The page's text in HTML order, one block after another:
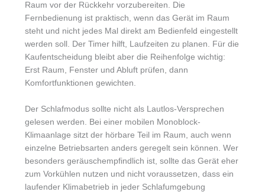
Raum vor der Rückkehr vorzubereiten. Die
Fernbedienung ist praktisch, wenn das Gerät im Raum
steht und nicht jedes Mal direkt am Bedienfeld eingestellt
werden soll. Der Timer hilft, Laufzeiten zu planen. Für die
Kaufentscheidung bleibt aber die Reihenfolge wichtig:
Erst Raum, Fenster und Abluft prüfen, dann
Komfortfunktionen gewichten.
Der Schlafmodus sollte nicht als Lautlos-Versprechen
gelesen werden. Bei einer mobilen Monoblock-
Klimaanlage sitzt der hörbare Teil im Raum, auch wenn
einzelne Betriebsarten anders geregelt sein können. Wer
besonders geräuschempfindlich ist, sollte das Gerät eher
zum Vorkühlen nutzen und nicht voraussetzen, dass ein
laufender Klimabetrieb in jeder Schlafumgebung